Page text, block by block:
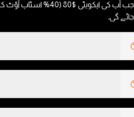
جب آپ کی ایکویٹی
جائے گی۔